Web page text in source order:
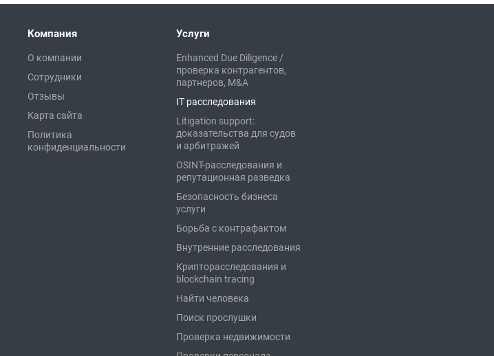
Компания
О компании
Сотрудники
Отзывы
Карта сайта
Политика
конфиденциальности
Услуги
Enhanced Due Diligence /
проверка контрагентов,
партнеров, M&A
IT расследования
Litigation support:
доказательства для судов
и арбитражей
OSINT-расследования и
репутационная разведка
Безопасность бизнеса
услуги
Борьба с контрафактом
Внутренние расследования
Крипторасследования и
blockchain tracing
Найти человека
Поиск прослушки
Проверка недвижимости